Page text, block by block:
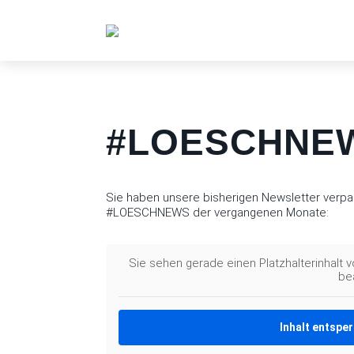
Sie haben unsere bisherigen Newsletter
#LOESCHNEWS der vergangenen Monate:
Sie sehen gerade einen Platzhalterinhalt
Inhalt